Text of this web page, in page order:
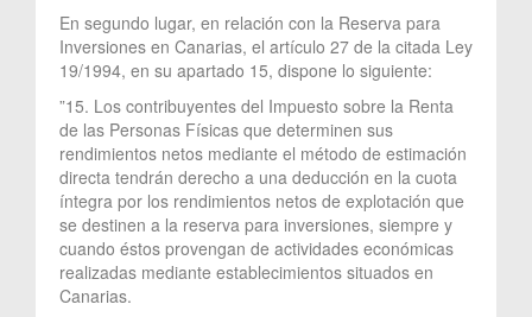
En segundo lugar, en relación con la Reserva para
Inversiones en Canarias, el artículo 27 de la citada Ley
19/1994, en su apartado 15, dispone lo siguiente:
”15. Los contribuyentes del Impuesto sobre la Renta
de las Personas Físicas que determinen sus
rendimientos netos mediante el método de estimación
directa tendrán derecho a una deducción en la cuota
íntegra por los rendimientos netos de explotación que
se destinen a la reserva para inversiones, siempre y
cuando éstos provengan de actividades económicas
realizadas mediante establecimientos situados en
Canarias.